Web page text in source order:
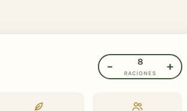
− 8
RACIONES
+